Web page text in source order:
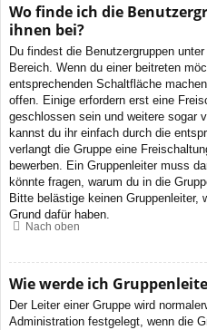
Wo finde ich die
ihnen bei?
Du findest die Benutzergruppen
Bereich. Wenn du einer beitreten
entsprechenden Schaltfläche
offen. Einige erfordern erst eine
geschlossen sein und weitere sogar
kannst du ihr einfach durch die
verlangt die Gruppe eine
bewerben. Ein Gruppenleiter muss
könnte fragen, warum du in die
Bitte belästige keinen Gruppenleiter,
Grund dafür haben.
Nach oben
Wie werde ich
Der Leiter einer Gruppe wird
Administration festgelegt, wenn die